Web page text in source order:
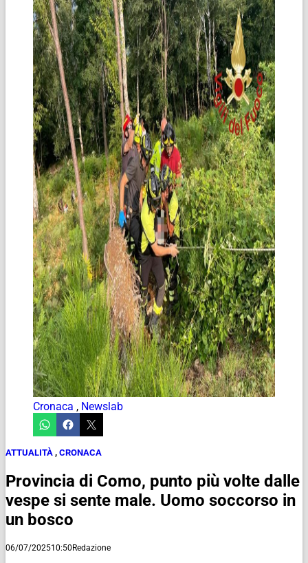
Cronaca , Newslab
ATTUALITÀ , CRONACA
Provincia di Como, punto più volte dalle
vespe si sente male. Uomo soccorso in
un bosco
06/07/202510:50Redazione